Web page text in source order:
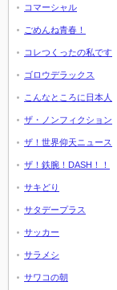
コマーシャル
ごめんね青春！
コレつくったの私です
ゴロウデラックス
こんなところに日本人
ザ・ノンフィクション
ザ！世界仰天ニュース
ザ！鉄腕！DASH！！
サキどり
サタデープラス
サッカー
サラメシ
サワコの朝